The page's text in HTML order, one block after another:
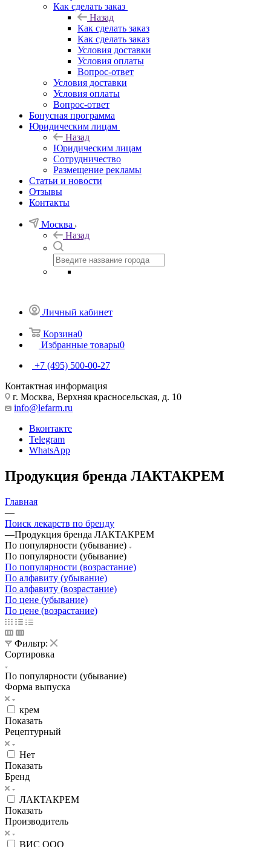
Как сделать заказ
Назад
Как сделать заказ
Как сделать заказ
Условия доставки
Условия оплаты
Вопрос-ответ
Условия доставки
Условия оплаты
Вопрос-ответ
Бонусная программа
Юридическим лицам
Назад
Юридическим лицам
Сотрудничество
Размещение рекламы
Статьи и новости
Отзывы
Контакты
Москва
Назад
Личный кабинет
Корзина0
Избранные товары0
+7 (495) 500-00-27
Контактная информация
г. Москва, Верхняя красносельская, д. 10
info@lefarm.ru
Вконтакте
Telegram
WhatsApp
Продукция бренда ЛАКТАКРЕМ
Главная
—
Поиск лекарств по бренду
—Продукция бренда ЛАКТАКРЕМ
По популярности (убывание)
По популярности (убывание)
По популярности (возрастание)
По алфавиту (убывание)
По алфавиту (возрастание)
По цене (убывание)
По цене (возрастание)
Фильтр:
Сортировка
По популярности (убывание)
Форма выпуска
крем
Показать
Рецептурный
Нет
Показать
Бренд
ЛАКТАКРЕМ
Показать
Производитель
ВИС ООО